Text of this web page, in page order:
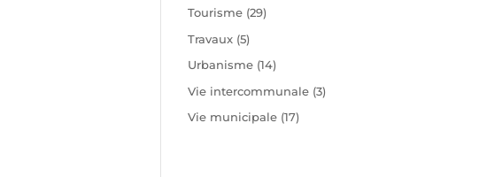
Tourisme (29)
Travaux (5)
Urbanisme (14)
Vie intercommunale (3)
Vie municipale (17)